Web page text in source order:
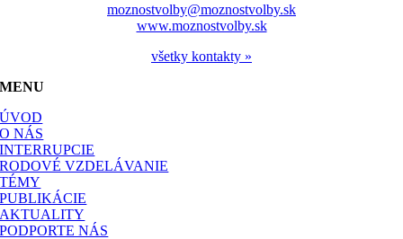
moznostvolby@moznostvolby.sk
www.moznostvolby.sk
všetky kontakty »
MENU
ÚVOD
O NÁS
INTERRUPCIE
RODOVÉ VZDELÁVANIE
TÉMY
PUBLIKÁCIE
AKTUALITY
PODPORTE NÁS